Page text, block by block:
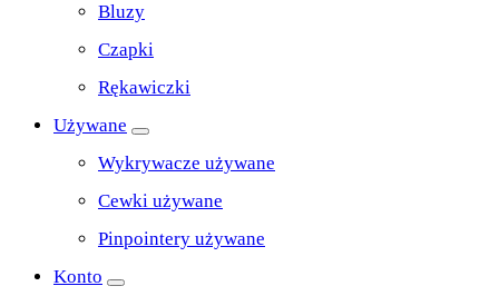
Bluzy
Czapki
Rękawiczki
Używane
Wykrywacze używane
Cewki używane
Pinpointery używane
Konto